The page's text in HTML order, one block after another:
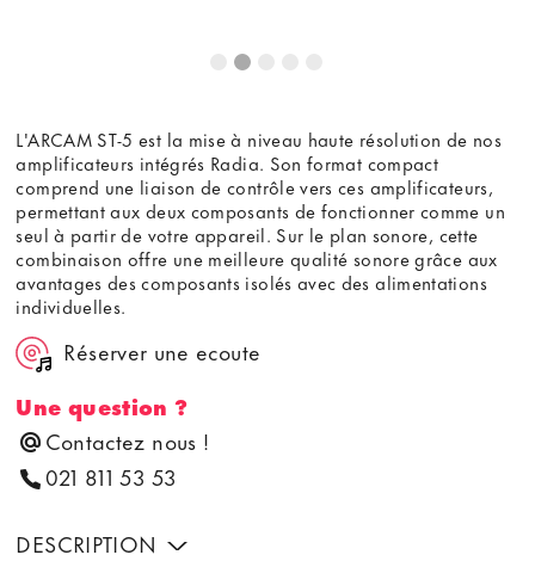
L'ARCAM ST-5 est la mise à niveau haute résolution de nos
amplificateurs intégrés Radia. Son format compact
comprend une liaison de contrôle vers ces amplificateurs,
permettant aux deux composants de fonctionner comme un
seul à partir de votre appareil. Sur le plan sonore, cette
combinaison offre une meilleure qualité sonore grâce aux
avantages des composants isolés avec des alimentations
individuelles.
Réserver une ecoute
Une question ?
Contactez nous !
021 811 53 53
DESCRIPTION